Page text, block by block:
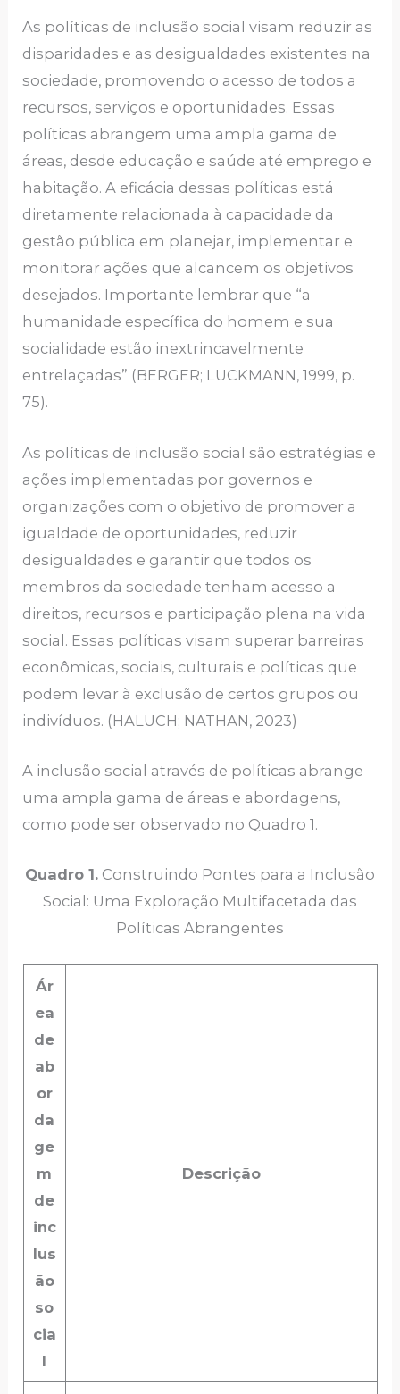
As políticas de inclusão social visam reduzir as
disparidades e as desigualdades existentes na
sociedade, promovendo o acesso de todos a
recursos, serviços e oportunidades. Essas
políticas abrangem uma ampla gama de
áreas, desde educação e saúde até emprego e
habitação. A eficácia dessas políticas está
diretamente relacionada à capacidade da
gestão pública em planejar, implementar e
monitorar ações que alcancem os objetivos
desejados. Importante lembrar que “a
humanidade específica do homem e sua
socialidade estão inextrincavelmente
entrelaçadas” (BERGER; LUCKMANN, 1999, p.
75).
As políticas de inclusão social são estratégias e
ações implementadas por governos e
organizações com o objetivo de promover a
igualdade de oportunidades, reduzir
desigualdades e garantir que todos os
membros da sociedade tenham acesso a
direitos, recursos e participação plena na vida
social. Essas políticas visam superar barreiras
econômicas, sociais, culturais e políticas que
podem levar à exclusão de certos grupos ou
indivíduos. (HALUCH; NATHAN, 2023)
A inclusão social através de políticas abrange
uma ampla gama de áreas e abordagens,
como pode ser observado no Quadro 1.
Quadro 1. Construindo Pontes para a Inclusão
Social: Uma Exploração Multifacetada das
Políticas Abrangentes
Ár
ea
de
ab
or
da
ge
m
de
inc
lus
ão
so
cia
l
Descrição